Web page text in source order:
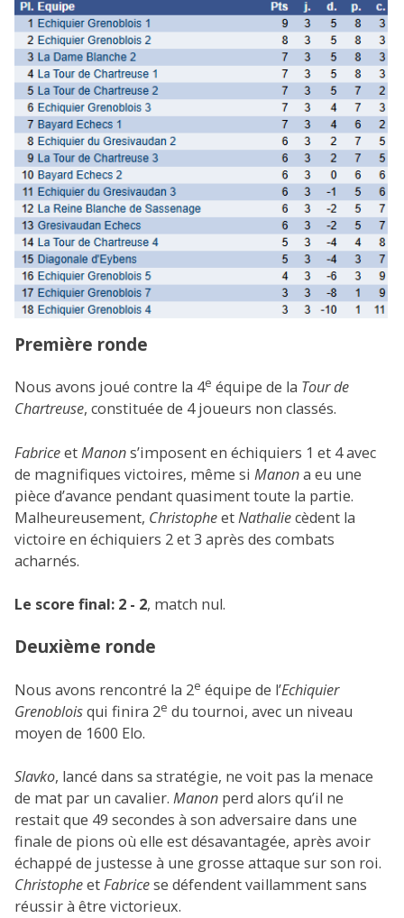
Première ronde
Nous avons joué contre la 4e équipe de la Tour de
Chartreuse, constituée de 4 joueurs non classés.
FabriceetManons’imposent en échiquiers 1 et 4 avec
de magnifiques victoires, même siManona eu une
pièce d’avance pendant quasiment toute la partie.
Malheureusement, ChristopheetNathaliecèdent la
victoire en échiquiers 2 et 3 après des combats
acharnés.
Le score final: 2 - 2, match nul.
Deuxième ronde
Nous avons rencontré la 2e équipe de l’Echiquier
Grenobloisqui finira 2e du tournoi, avec un niveau
moyen de 1600 Elo.
Slavko, lancé dans sa stratégie, ne voit pas la menace
de mat par un cavalier.Manon perd alors qu’il ne
restait que 49 secondes à son adversaire dans une
finale de pions où elle est désavantagée, après avoir
échappé de justesse à une grosse attaque sur son roi.
ChristopheetFabricese défendent vaillamment sans
réussir à être victorieux.